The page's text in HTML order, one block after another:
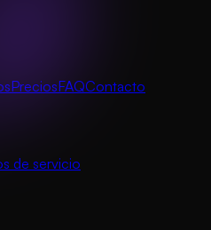
PreciosFAQContacto
de servicio